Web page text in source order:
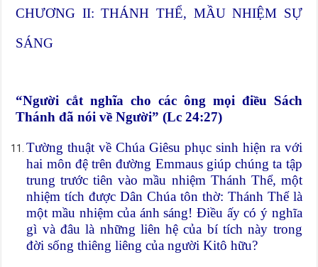
CHƯƠNG II: THÁNH THỂ, MẦU NHIỆM SỰ
SÁNG
“Người cắt nghĩa cho các ông mọi điều Sách
Thánh đã nói về Người” (Lc 24:27)
Tường thuật về Chúa Giêsu phục sinh hiện ra với
hai môn đệ trên đường Emmaus giúp chúng ta tập
trung trước tiên vào mầu nhiệm Thánh Thể, một
nhiệm tích được Dân Chúa tôn thờ: Thánh Thể là
một mầu nhiệm của ánh sáng! Điều ấy có ý nghĩa
gì và đâu là những liên hệ của bí tích này trong
đời sống thiêng liêng của người Kitô hữu?